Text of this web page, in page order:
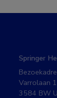
Springer
Varrolaan
3584 BW